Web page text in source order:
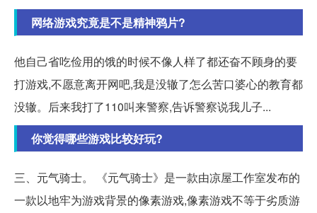
网络游戏究竟是不是精神鸦片?
他自己省吃俭用的饿的时候不像人样了都还奋不顾身的要
打游戏,不愿意离开网吧,我是没辙了怎么苦口婆心的教育都
没辙。后来我打了110叫来警察,告诉警察说我儿子...
你觉得哪些游戏比较好玩?
三、元气骑士。 《元气骑士》是一款由凉屋工作室发布的
一款以地牢为游戏背景的像素游戏,像素游戏不等于劣质游